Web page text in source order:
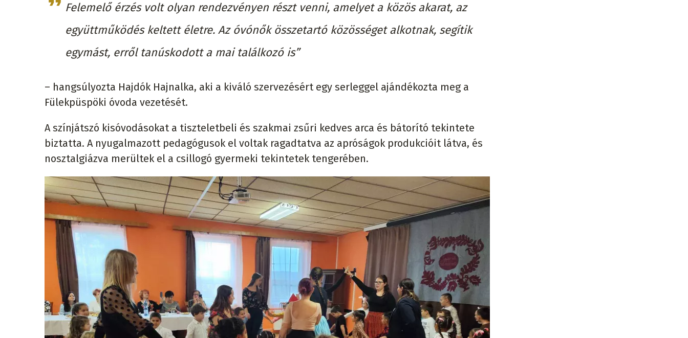
Felemelő érzés volt olyan rendezvényen részt venni, amelyet a közös akarat, az
együttműködés keltett életre. Az óvónők összetartó közösséget alkotnak, segítik
egymást, erről tanúskodott a mai találkozó is”
– hangsúlyozta Hajdók Hajnalka, aki a kiváló szervezésért egy serleggel ajándékozta meg a
Fülekpüspöki óvoda vezetését.
A színjátszó kisóvodásokat a tiszteletbeli és szakmai zsűri kedves arca és bátorító tekintete
biztatta. A nyugalmazott pedagógusok el voltak ragadtatva az apróságok produkcióit látva, és
nosztalgiázva merültek el a csillogó gyermeki tekintetek tengerében.